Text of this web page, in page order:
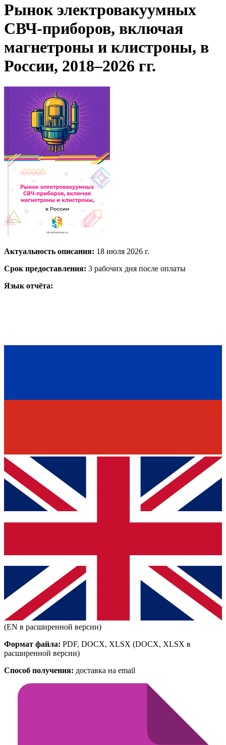
Рынок электровакуумных
СВЧ-приборов, включая
магнетроны и клистроны, в
России, 2018–2026 гг.
Актуальность описания: 18 июля 2026 г.
Срок предоставления: 3 рабочих дня после оплаты
Язык отчёта:
(EN в расширенной версии)
Формат файла: PDF, DOCX, XLSX (DOCX, XLSX в
расширенной версии)
Способ получения: доставка на email